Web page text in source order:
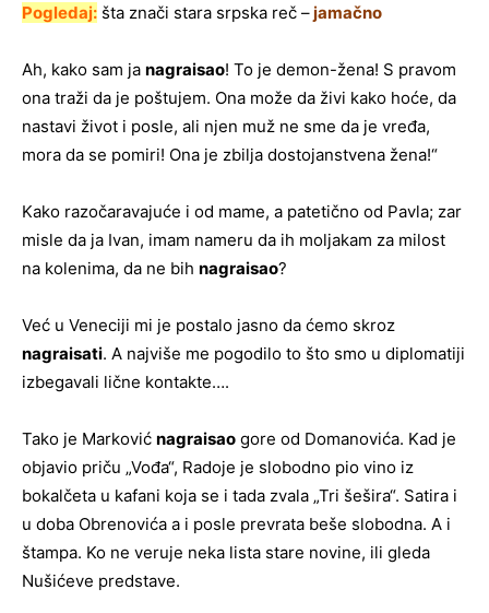
Pogledaj: šta znači stara srpska reč –jamačno
Ah, kako sam ja nagraisao! To je demon-žena! S pravom
ona traži da je poštujem. Ona može da živi kako hoće, da
nastavi život i posle, ali njen muž ne sme da je vređa,
mora da se pomiri! Ona je zbilja dostojanstvena žena!“
Kako razočaravajuće i od mame, a patetično od Pavla; zar
misle da ja Ivan, imam nameru da ih moljakam za milost
na kolenima, da ne bih nagraisao?
Već u Veneciji mi je postalo jasno da ćemo skroz
nagraisati. A najviše me pogodilo to što smo u diplomatiji
izbegavali lične kontakte….
Tako je Marković nagraisao gore od Domanovića. Kad je
objavio priču „Vođa“, Radoje je slobodno pio vino iz
bokalčeta u kafani koja se i tada zvala „Tri šešira“. Satira i
u doba Obrenovića a i posle prevrata beše slobodna. A i
štampa. Ko ne veruje neka lista stare novine, ili gleda
Nušićeve predstave.